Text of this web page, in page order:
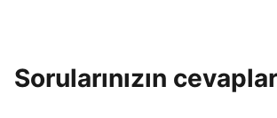
Sorularınızın